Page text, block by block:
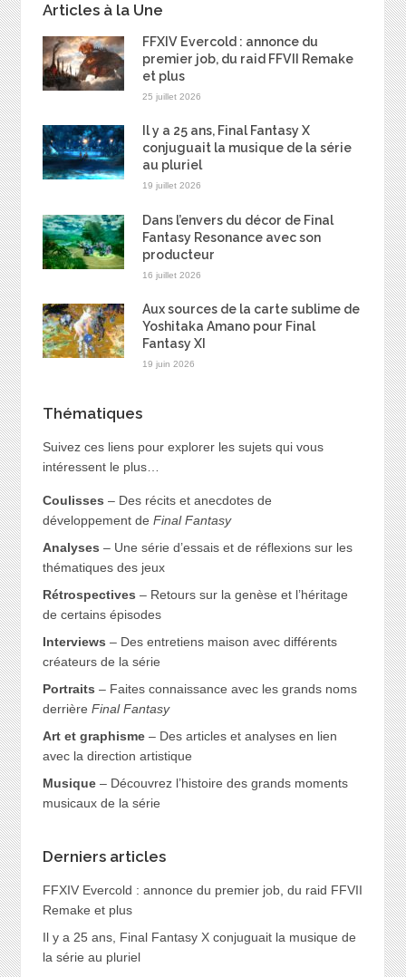
Articles à la Une
FFXIV Evercold : annonce du
premier job, du raid FFVII Remake
et plus
25 juillet 2026
Il y a 25 ans, Final Fantasy X
conjuguait la musique de la série
au pluriel
19 juillet 2026
Dans l’envers du décor de Final
Fantasy Resonance avec son
producteur
16 juillet 2026
Aux sources de la carte sublime de
Yoshitaka Amano pour Final
Fantasy XI
19 juin 2026
Thématiques
Suivez ces liens pour explorer les sujets qui vous
intéressent le plus…
Coulisses – Des récits et anecdotes de
développement de Final Fantasy
Analyses – Une série d’essais et de réflexions sur les
thématiques des jeux
Rétrospectives – Retours sur la genèse et l’héritage
de certains épisodes
Interviews – Des entretiens maison avec différents
créateurs de la série
Portraits – Faites connaissance avec les grands noms
derrière Final Fantasy
Art et graphisme– Des articles et analyses en lien
avec la direction artistique
Musique– Découvrez l’histoire des grands moments
musicaux de la série
Derniers articles
FFXIV Evercold : annonce du premier job, du raid FFVII
Remake et plus
Il y a 25 ans, Final Fantasy X conjuguait la musique de
la série au pluriel